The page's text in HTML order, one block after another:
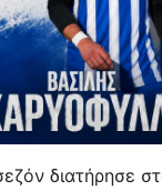
διατήρησε